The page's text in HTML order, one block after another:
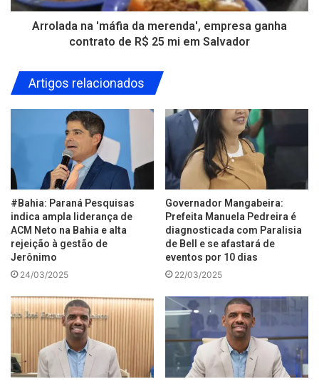
Arrolada na 'máfia da merenda', empresa ganha
contrato de R$ 25 mi em Salvador
Artigos relacionados
#Bahia: Paraná Pesquisas
indica ampla liderança de
ACM Neto na Bahia e alta
rejeição à gestão de
Jerônimo
24/03/2025
Governador Mangabeira:
Prefeita Manuela Pedreira é
diagnosticada com Paralisia
de Bell e se afastará de
eventos por 10 dias
22/03/2025